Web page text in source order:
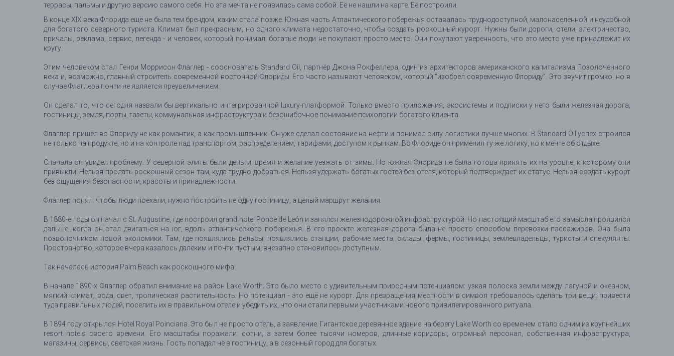
террасы, пальмы и другую версию самого себя. Но эта мечта не появилась сама собой. Её не нашли на карте. Её построили.
В конце XIX века Флорида ещё не была тем брендом, каким стала позже. Южная часть Атлантического побережья оставалась труднодоступной, малонаселённой и неудобной
для богатого северного туриста. Климат был прекрасным, но одного климата недостаточно, чтобы создать роскошный курорт. Нужны были дороги, отели, электричество,
причалы, реклама, сервис, легенда - и человек, который понимал: богатые люди не покупают просто место. Они покупают уверенность, что это место уже принадлежит их
кругу.
Этим человеком стал Генри Моррисон Флаглер - сооснователь Standard Oil, партнёр Джона Рокфеллера, один из архитекторов американского капитализма Позолоченного
века и, возможно, главный строитель современной восточной Флориды. Его часто называют человеком, который “изобрёл современную Флориду”. Это звучит громко, но в
случае Флаглера почти не является преувеличением.
Он сделал то, что сегодня назвали бы вертикально интегрированной luxury-платформой. Только вместо приложения, экосистемы и подписки у него были железная дорога,
гостиницы, земля, порты, газеты, коммунальная инфраструктура и безошибочное понимание психологии богатого клиента.
Флаглер пришёл во Флориду не как романтик, а как промышленник. Он уже сделал состояние на нефти и понимал силу логистики лучше многих. В Standard Oil успех строился
не только на продукте, но и на контроле над транспортом, распределением, тарифами, доступом к рынкам. Во Флориде он применил ту же логику, но к мечте об отдыхе.
Сначала он увидел проблему. У северной элиты были деньги, время и желание уезжать от зимы. Но южная Флорида не была готова принять их на уровне, к которому они
привыкли. Нельзя продать роскошный сезон там, куда трудно добраться. Нельзя удержать богатых гостей без отеля, который подтверждает их статус. Нельзя создать курорт
без ощущения безопасности, красоты и принадлежности.
Флаглер понял: чтобы люди поехали, нужно построить не одну гостиницу, а целый маршрут желания.
В 1880-е годы он начал с St. Augustine, где построил grand hotel Ponce de León и занялся железнодорожной инфраструктурой. Но настоящий масштаб его замысла проявился
дальше, когда он стал двигаться на юг, вдоль атлантического побережья. В его проекте железная дорога была не просто способом перевозки пассажиров. Она была
позвоночником новой экономики. Там, где появлялись рельсы, появлялись станции, рабочие места, склады, фермы, гостиницы, землевладельцы, туристы и спекулянты.
Пространство, которое вчера казалось далёким и почти пустым, внезапно становилось доступным.
Так началась история Palm Beach как роскошного мифа.
В начале 1890-х Флаглер обратил внимание на район Lake Worth. Это было место с удивительным природным потенциалом: узкая полоска земли между лагуной и океаном,
мягкий климат, вода, свет, тропическая растительность. Но потенциал - это ещё не курорт. Для превращения местности в символ требовалось сделать три вещи: привести
туда правильных людей, поселить их в правильном отеле и убедить их, что они стали первыми участниками нового привилегированного ритуала.
В 1894 году открылся Hotel Royal Poinciana. Это был не просто отель, а заявление. Гигантское деревянное здание на берегу Lake Worth со временем стало одним из крупнейших
resort hotels своего времени. Его масштабы поражали: сотни, а затем более тысячи номеров, длинные коридоры, огромный персонал, собственная инфраструктура,
магазины, сервисы, светская жизнь. Гость попадал не в гостиницу, а в сезонный город для богатых.